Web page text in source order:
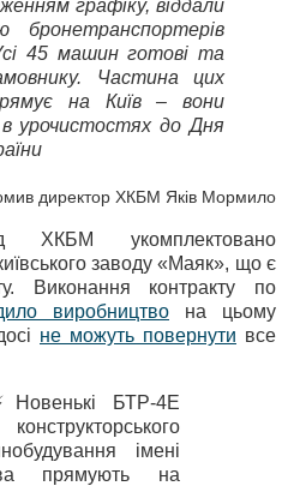
графіку, віддали
бронетранспортерів
45 машин готові та
Частина цих
на Київ – вони
в урочистостях до Дня
директор ХКБМ Яків Мормило
ХКБМ укомплектовано
заводу «Маяк», що є
Виконання контракту по
виробництво на цьому
не можуть повернути все
БТР-4Е
імені
прямують на